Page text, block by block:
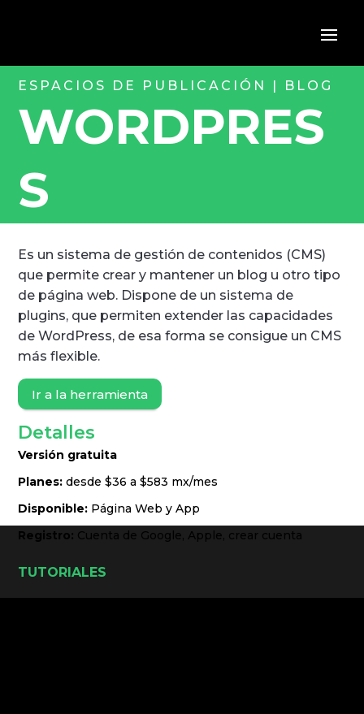
ESPACIOS DE PUBLICACIÓN | BLOG
WORDPRES
S
Es un sistema de gestión de contenidos (CMS)
que permite crear y mantener un blog u otro tipo
de página web. Dispone de un sistema de
plugins, que permiten extender las capacidades
de WordPress, de esa forma se consigue un CMS
más flexible.
Ir a la herramienta
Detalles
Versión gratuita
Planes:desde$36 a $583 mx/mes
Disponible: Página Web y App
Registro: Cuenta de Google, Apple, crear cuenta
TUTORIALES